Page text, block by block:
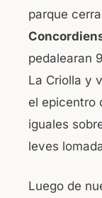
parque
pedalearan
La Criolla y
el epicentro
iguales
leves
Luego de